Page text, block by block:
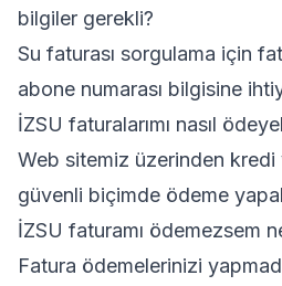
bilgiler gerekli?
Su faturası sorgulama için
abone numarası bilgisine
İZSU faturalarımı nasıl
Web sitemiz üzerinden kredi
güvenli biçimde ödeme
İZSU faturamı ödemezsem
Fatura ödemelerinizi